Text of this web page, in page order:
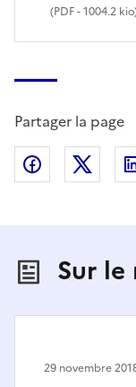
(PDF- 1004.2
Partager la page
Partager
Sur
29 novembre